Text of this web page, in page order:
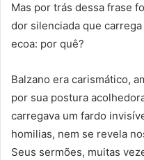
Mas por trás dessa frase
dor silenciada que
ecoa: por quê?
Balzano era carismático,
por sua postura
carregava um fardo
homilias, nem se revela
Seus sermões, muitas